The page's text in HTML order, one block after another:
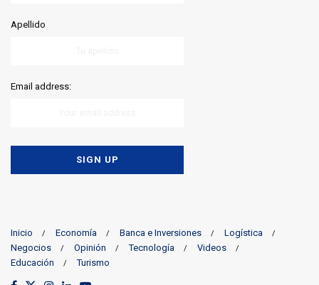
Apellido
Email address:
Inicio Economía Banca e Inversiones
Logística
Negocios
Opinión Tecnología
Videos
Educación
Turismo